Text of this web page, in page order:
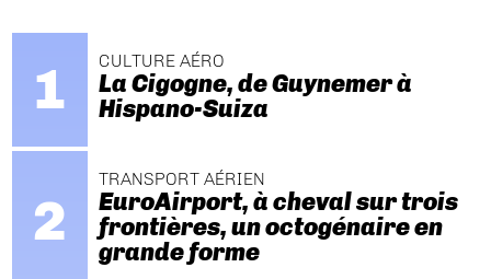
CULTURE AÉRO
La Cigogne, de Guynemer à
Hispano-Suiza
TRANSPORT AÉRIEN
EuroAirport, à cheval sur trois
frontières, un octogénaire en
grande forme